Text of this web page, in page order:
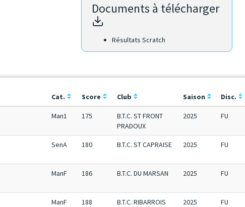
Documents à télécharger
Résultats Scratch
Cat. Score Club Saison Disc.
Man1 175
B.T.C. ST FRONT
PRADOUX
2025 FU
SenA 180 B.T.C. ST CAPRAISE 2025 FU
ManF 186 B.T.C. DU MARSAN 2025 FU
ManF 188 B.T.C. RIBARROIS 2025 FU